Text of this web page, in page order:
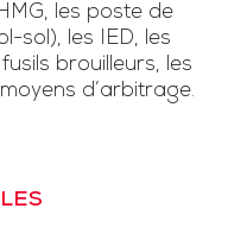
les poste de
sol), les IED, les
brouilleurs, les
d’arbitrage.